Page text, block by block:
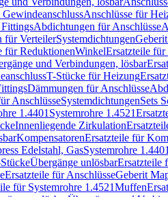
Anschlüsse für
Abdichtungen für Anschlüsse
für VerteilerSystemdichtungen
für ReduktionenWinkelErsatzteile
und Verbindungen, lösbar
T-Stücke für Heizung
Dämmungen für Anschlüsse
AnschlüsseSystemdichtungenSets
1.4401 Systemrohre 1.4521
Innenliegende Zirkulation
KompensatorenErsatzteile für
Edelstahl, GasSystemrohre 1.4401
Übergänge unlösbarErsatzteile
Ersatzteile für AnschlüsseGeberit
für Systemrohre 1.4521Muffen